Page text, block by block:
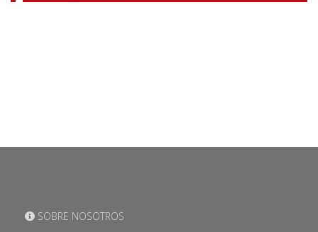
SOBRE NOSOTROS